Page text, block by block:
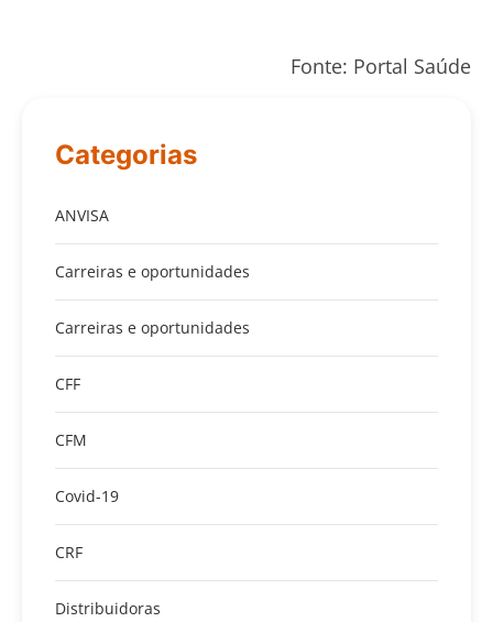
Fonte: Portal Saúde
Categorias
ANVISA
Carreiras e oportunidades
Carreiras e oportunidades
CFF
CFM
Covid-19
CRF
Distribuidoras